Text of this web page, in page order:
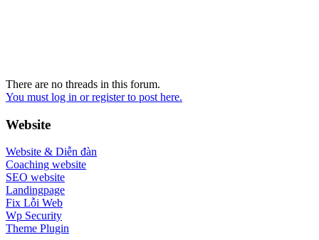
There are no threads in this forum.
You must log in or register to post here.
Website
Website & Diễn đàn
Coaching website
SEO website
Landingpage
Fix Lỗi Web
Wp Security
Theme Plugin